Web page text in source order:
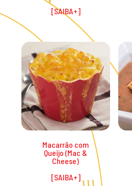
Macarrão com
Queijo (Mac &
Cheese)